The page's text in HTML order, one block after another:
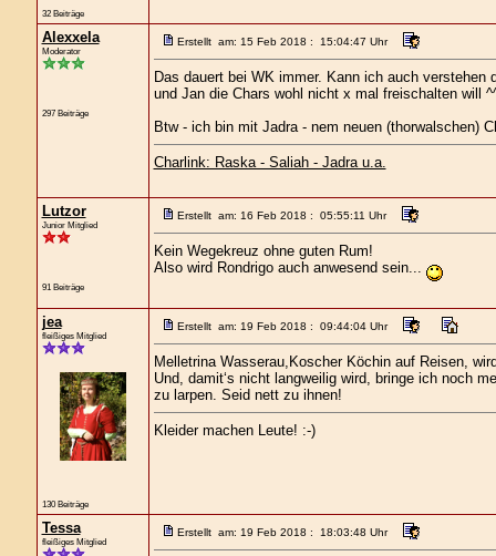
32 Beiträge
Alexxela
Moderator
297 Beiträge
Erstellt am: 15 Feb 2018 : 15:04:47 Uhr
Das dauert bei WK immer. Kann ich auch
und Jan die Chars wohl nicht x mal freischalten will
Btw - ich bin mit Jadra - nem neuen (thorwalschen)
Charlink: Raska - Saliah - Jadra u.a.
Lutzor
Junior Mitglied
91 Beiträge
Erstellt am: 16 Feb 2018 : 05:55:11 Uhr
Kein Wegekreuz ohne guten Rum!
Also wird Rondrigo auch anwesend sein...
jea
fleißiges Mitglied
130 Beiträge
Erstellt am: 19 Feb 2018 : 09:44:04 Uhr
Melletrina Wasserau,Koscher Köchin auf Reisen,
Und, damit‘s nicht langweilig wird, bringe ich noch
zu larpen. Seid nett zu ihnen!
Kleider machen Leute! :-)
Tessa
fleißiges Mitglied
Erstellt am: 19 Feb 2018 : 18:03:48 Uhr